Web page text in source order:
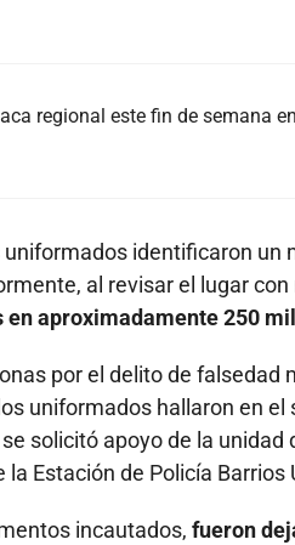
regional este fin de semana
identificaron
al revisar el lugar
en aproximadamente 250
por el delito de
uniformados hallaron en
solicitó apoyo de la
Estación de Policía Barrios
incautados, fueron